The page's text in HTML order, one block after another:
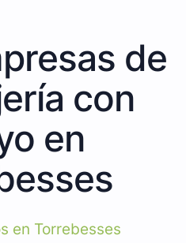
de
con
en
en Torrebesses